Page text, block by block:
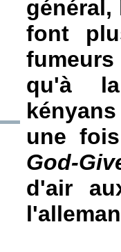
général,
font
qu'à
une
God-
d'air